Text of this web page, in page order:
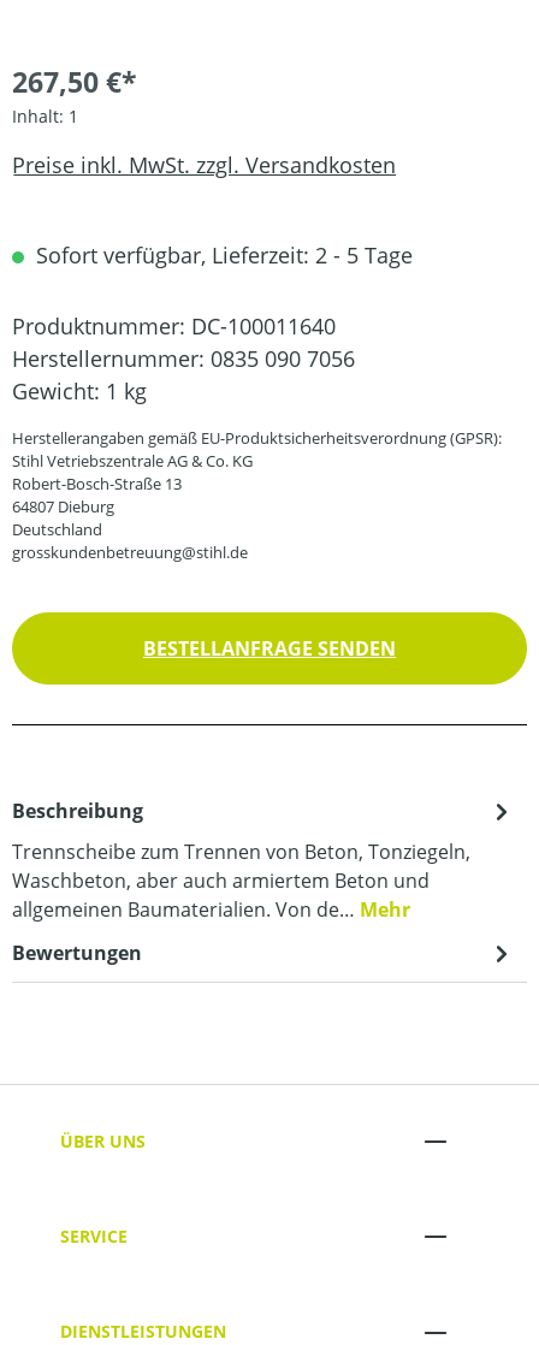
267,50 €*
Inhalt: 1
Preise inkl. MwSt. zzgl. Versandkosten
Sofort verfügbar, Lieferzeit: 2 - 5 Tage
Produktnummer: DC-100011640
Herstellernummer: 0835 090 7056
Gewicht: 1 kg
Herstellerangaben gemäß EU-Produktsicherheitsverordnung (GPSR):
Stihl Vetriebszentrale AG & Co. KG
Robert-Bosch-Straße 13
64807 Dieburg
Deutschland
grosskundenbetreuung@stihl.de
BESTELLANFRAGE SENDEN
Beschreibung
Trennscheibe zum Trennen von Beton, Tonziegeln,
Waschbeton, aber auch armiertem Beton und
allgemeinen Baumaterialien. Von de… Mehr
Bewertungen
ÜBER UNS
SERVICE
DIENSTLEISTUNGEN